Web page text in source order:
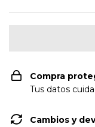
Compra
Tus datos
Cambios y